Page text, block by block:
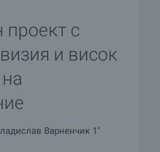
с
и висок
Варненчик 1"